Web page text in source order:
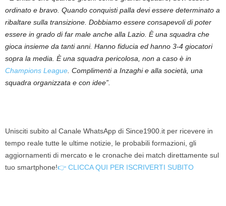
ordinato e bravo. Quando conquisti palla devi essere determinato a
ribaltare sulla transizione. Dobbiamo essere consapevoli di poter
essere in grado di far male anche alla Lazio. È una squadra che
gioca insieme da tanti anni. Hanno fiducia ed hanno 3-4 giocatori
sopra la media. È una squadra pericolosa, non a caso è in
Champions League . Complimenti a Inzaghi e alla società, una
squadra organizzata e con idee”.
Unisciti subito al Canale WhatsApp di Since1900.it per ricevere in
tempo reale tutte le ultime notizie, le probabili formazioni, gli
aggiornamenti di mercato e le cronache dei match direttamente sul
tuo smartphone!👉 CLICCA QUI PER ISCRIVERTI SUBITO